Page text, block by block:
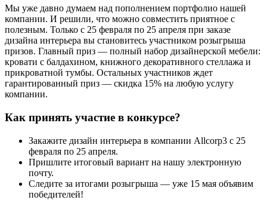
Мы уже давно думаем над пополнением портфолио нашей
компании. И решили, что можно совместить приятное с
полезным. Только с 25 февраля по 25 апреля при заказе
дизайна интерьера вы становитесь участником розыгрыша
призов. Главный приз — полный набор дизайнерской мебели:
кровати с балдахином, книжного декоративного стеллажа и
прикроватной тумбы. Остальных участников ждет
гарантированный приз — скидка 15% на любую услугу
компании.
Как принять участие в конкурсе?
Закажите дизайн интерьера в компании Allcorp3 с 25
февраля по 25 апреля.
Пришлите итоговый вариант на нашу электронную
почту.
Следите за итогами розыгрыша — уже 15 мая объявим
победителей!